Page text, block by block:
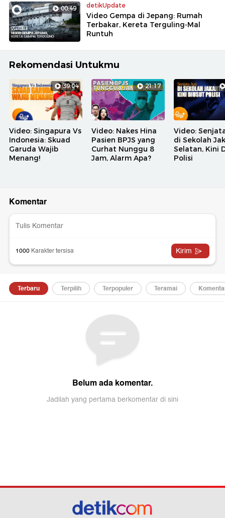
00:49 detikUpdate
Video Gempa di Jepang: Rumah
Terbakar, Kereta Terguling-Mal
Runtuh
Rekomendasi Untukmu
39:04
Video: Singapura Vs
Indonesia: Skuad
Garuda Wajib
Menang!
21:17
Video: Nakes Hina
Pasien BPJS yang
Curhat Nunggu 8
Jam, Alarm Apa?
Video:
di Sekolah
Selatan, Kini
Polisi